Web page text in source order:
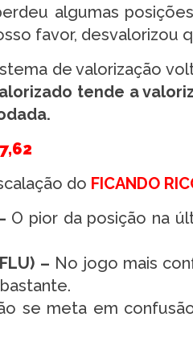
algumas
favor, desvalorizou
de valorização
tende a
do FICANDO
O pior da posição na
– No jogo mais
se meta em